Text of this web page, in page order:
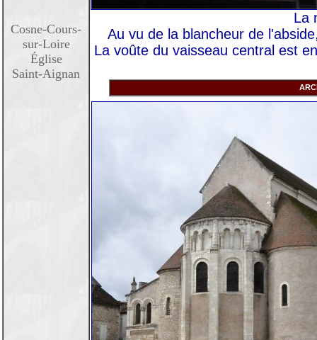
Cosne-Cours-
sur-Loire
Église
Saint-Aignan
La
Au vu de la blancheur de
La voûte du vaisseau central est